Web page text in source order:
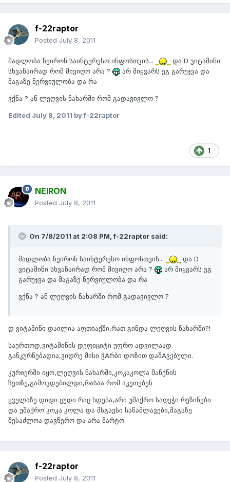
f-22raptor
Posted July 8, 2011
მადლობა ნეირონ საინტერესო ინფოსთვის...
და D ვიტამინი
სხვანაირად რომ მივიღო არა ?
არ მიყვარს ეგ გარუჯვა და
მაგაზე ნერვიულობა და რა
ვქნა ? ან ლეღვის ნახარში რომ გადავივლო ?
Edited July 8, 2011 by f-22raptor
1
NEIRON
Posted July 8, 2011
On 7/8/2011 at 2:08 PM, f-22raptor said:
მადლობა ნეირონ საინტერესო ინფოსთვის...
და D
ვიტამინი სხვანაირად რომ მივიღო არა ?
არ მიყვარს ეგ
გარუჯვა და მაგაზე ნერვიულობა და რა
ვქნა ? ან ლეღვის ნახარში რომ გადავივლო ?
დ ვიტამინი დაილია აფთიაქში,რათ გინდა ლეღვის ნახარში?!
საერთოდ,ვიტამინის დეფიციტი უფრო ადვილაად
განკურნებადია,ვიდრე მისი ჭAრბი დოზით დაშAვებული.
კურიერში იყო,ლეღვის ნახარში,კოკაკოლა მანქნის
ზეთზე,გამოვდებილდი,რასაა რომ აკეთებენ
ყველაზე დიდი ცუდი რაც ხდება,არი უშაქრო საღეჭი რეზინები
და უშაქრო კოკა კოლა და მსგავსი საწამლავები,მაგაზე
შესაძლოა დავწერო და არა მარტო.
f-22raptor
Posted July 8, 2011